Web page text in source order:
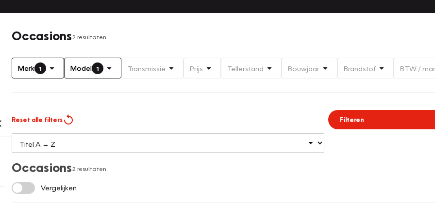
Occasions2 resultaten
Merk 1 Model 1 Transmissie Prijs Tellerstand Bouwjaar Brandstof BTW /
Reset alle filters Filteren
Occasions2 resultaten
Vergelijken